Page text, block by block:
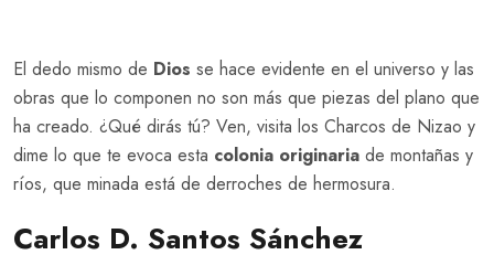
El dedo mismo de Dios se hace evidente en el universo y las
obras que lo componen no son más que piezas del plano que
ha creado. ¿Qué dirás tú? Ven, visita los Charcos de Nizao y
dime lo que te evoca esta colonia originaria de montañas y
ríos, que minada está de derroches de hermosura.
Carlos D. Santos Sánchez